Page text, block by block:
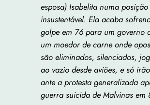
esposa) Isabelita numa
insustentável. Ela acaba
golpe em 76 para um governo
um moedor de carne onde
são eliminados, silenciados,
ao vazio desde aviões, e só
ante a protesta generalizada
guerra suicida de Malvinas em